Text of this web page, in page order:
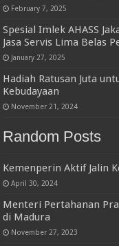
February 7, 2025
Spesial Imlek AHASS
Jasa Servis Lima Belas
January 27, 2025
Hadiah Ratusan Juta
Kebudayaan
November 21, 2024
Random Posts
Kemenperin Aktif Jalin
April 30, 2024
Menteri Pertahanan
di Madura
November 27, 2023